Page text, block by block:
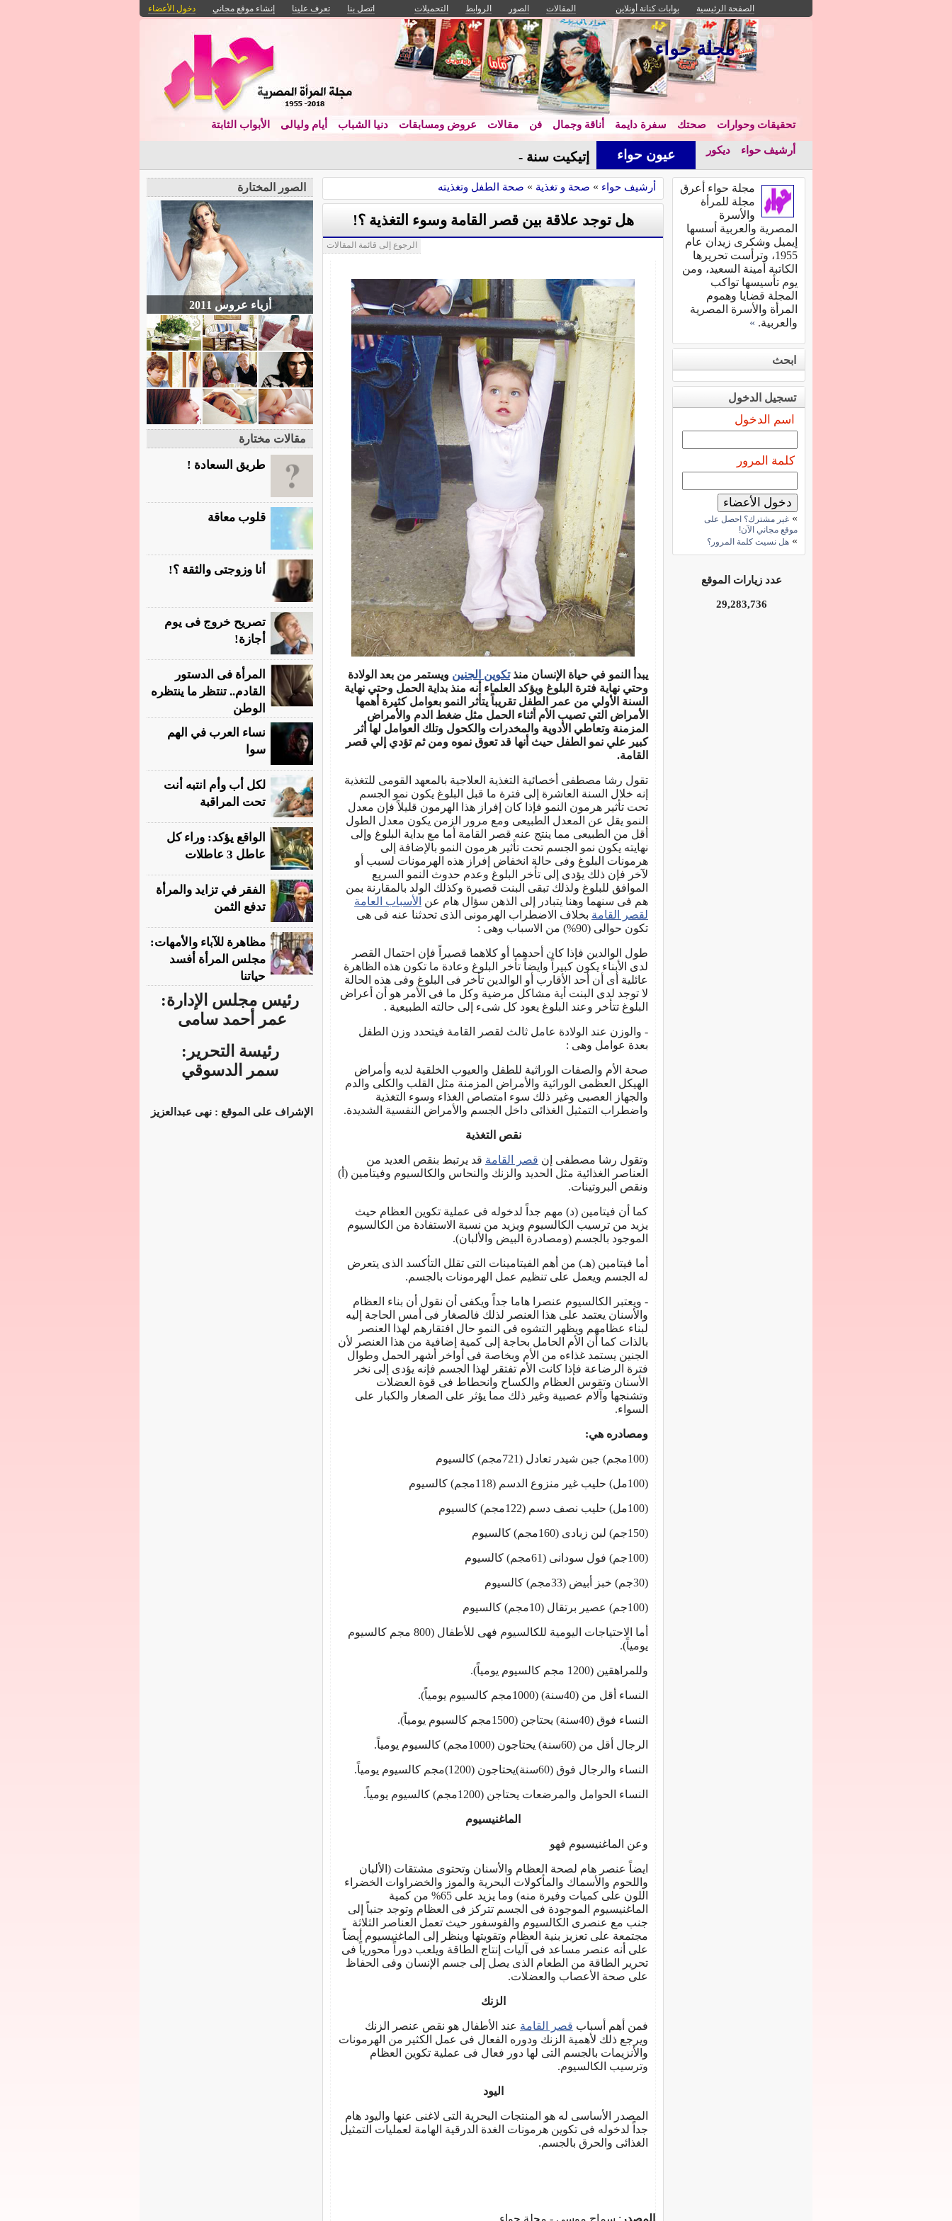
الصفحة الرئيسية بوابات كنانة أونلاين المقالات الصور الروابط التحميلات اتصل بنا تعرف علينا إنشاء موقع مجاني دخول الأعضاء
مجلة حواء
تحقيقات وحوارات صحتك سفرة دايمة أناقة وجمال فن مقالات عروض ومسابقات دنيا الشباب أيام وليالى الأبواب الثابتة
أرشيف حواء ديكور عيون حواء إتيكيت سنة أولى جامعة
أرشيف حواء » صحة و تغذية » صحة الطفل وتغذيته
هل توجد علاقة بين قصر القامة وسوء التغذية ؟!
الرجوع إلى قائمة المقالات
يبدأ النمو في حياة الإنسان منذتكوين الجنين ويستمر من بعد الولادة
وحتي نهاية فترة البلوغ ويؤكد العلماء أنه منذ بداية الحمل وحتي نهاية
السنة الأولي من عمر الطفل تقريباً يتأثر النمو بعوامل كثيرة أهمها
الأمراض التي تصيب الأم أثناء الحمل مثل ضغط الدم والأمراض
المزمنة وتعاطي الأدوية والمخدرات والكحول وتلك العوامل لها أثر
كبير علي نمو الطفل حيث أنها قد تعوق نموه ومن ثم تؤدي إلي قصر
القامة.
تقول رشا مصطفى أخصائية التغذية العلاجية بالمعهد القومى للتغذية
إنه خلال السنة العاشرة إلى فترة ما قبل البلوغ يكون نمو الجسم
تحت تأثير هرمون النمو فإذا كان إفراز هذا الهرمون قليلاً فإن معدل
النمو يقل عن المعدل الطبيعى ومع مرور الزمن يكون معدل الطول
أقل من الطبيعى مما ينتج عنه قصر القامة أما مع بداية البلوغ وإلى
نهايته يكون نمو الجسم تحت تأثير هرمون النمو بالإضافة إلى
هرمونات البلوغ وفى حالة انخفاض إفراز هذه الهرمونات لسبب أو
لآخر فإن ذلك يؤدى إلى تأخر البلوغ وعدم حدوث النمو السريع
الموافق للبلوغ ولذلك تبقى البنت قصيرة وكذلك الولد بالمقارنة بمن
هم فى سنهما وهنا يتبادر إلى الذهن سؤال هام عن الأسباب العامة
لقصر القامة بخلاف الاضطراب الهرمونى الذى تحدثنا عنه فى هى
تكون حوالى (90%) من الاسباب وهى :
طول الوالدين فإذا كان أحدهما أو كلاهما قصيراً فإن احتمال القصر
لدى الأبناء يكون كبيراً وايضاً تأخر البلوغ وعادة ما تكون هذه الظاهرة
عائلية أى أن أحد الأقارب أو الوالدين تأخر فى البلوغ وفى هذه الحالة
لا توجد لدى البنت أية مشاكل مرضية وكل ما فى الأمر هو أن أعراض
البلوغ تتأخر وعند البلوغ يعود كل شىء إلى حالته الطبيعية .
- والوزن عند الولادة عامل ثالث لقصر القامة فيتحدد وزن الطفل
بعدة عوامل وهى :
صحة الأم والصفات الوراثية للطفل والعيوب الخلقية لديه وأمراض
الهيكل العظمى الوراثية والأمراض المزمنة مثل القلب والكلى والدم
والجهاز العصبى وغير ذلك سوء امتصاص الغذاء وسوء التغذية
واضطراب التمثيل الغذائى داخل الجسم والأمراض النفسية الشديدة.
نقص التغذية
وتقول رشا مصطفى إن قصر القامة قد يرتبط بنقص العديد من
العناصر الغذائية مثل الحديد والزنك والنحاس والكالسيوم وفيتامين (أ)
ونقص البروتينات.
كما أن فيتامين (د) مهم جداً لدخوله فى عملية تكوين العظام حيث
يزيد من ترسيب الكالسيوم ويزيد من نسبة الاستفادة من الكالسيوم
الموجود بالجسم (ومصادرة البيض والألبان).
أما فيتامين (هـ) من أهم الفيتامينات التى تقلل التأكسد الذى يتعرض
له الجسم ويعمل على تنظيم عمل الهرمونات بالجسم.
- ويعتبر الكالسيوم عنصرا هاما جداً ويكفى أن نقول أن بناء العظام
والأسنان يعتمد على هذا العنصر لذلك فالصغار فى أمس الحاجة إليه
لبناء عظامهم ويظهر التشوه فى النمو حال افتقارهم لهذا العنصر
بالذات كما أن الأم الحامل بحاجة إلى كمية إضافية من هذا العنصر لأن
الجنين يستمد غذاءه من الأم وبخاصة فى أواخر أشهر الحمل وطوال
فترة الرضاعة فإذا كانت الأم تفتقر لهذا الجسم فإنه يؤدى إلى نخر
الأسنان وتقوس العظام والكساح وانحطاط فى قوة العضلات
وتشنجها وآلام عصبية وغير ذلك مما يؤثر على الصغار والكبار على
السواء.
ومصادره هي:
(100مجم) جبن شيدر تعادل (721مجم) كالسيوم
(100مل) حليب غير منزوع الدسم (118مجم) كالسيوم
(100مل) حليب نصف دسم (122مجم) كالسيوم
(150جم) لبن زبادى (160مجم) كالسيوم
(100جم) فول سودانى (61مجم) كالسيوم
(30جم) خبز أبيض (33مجم) كالسيوم
(100جم) عصير برتقال (10مجم) كالسيوم
أما الاحتياجات اليومية للكالسيوم فهى للأطفال (800 مجم كالسيوم
يومياً).
وللمراهقين (1200 مجم كالسيوم يومياً).
النساء أقل من (40سنة) (1000مجم كالسيوم يومياً).
النساء فوق (40سنة) يحتاجن (1500مجم كالسيوم يومياً).
الرجال أقل من (60سنة) يحتاجون (1000مجم) كالسيوم يومياً.
النساء والرجال فوق (60سنة)يحتاجون (1200)مجم كالسيوم يومياً.
النساء الحوامل والمرضعات يحتاجن (1200مجم) كالسيوم يومياً.
الماغنيسيوم
وعن الماغنيسيوم فهو
ايضاً عنصر هام لصحة العظام والأسنان وتحتوى مشتقات (الألبان
واللحوم والأسماك والمأكولات البحرية والموز والخضراوات الخضراء
اللون على كميات وفيرة منه) وما يزيد على 65% من كمية
الماغنيسيوم الموجودة فى الجسم تتركز فى العظام وتوجد جنباً إلى
جنب مع عنصرى الكالسيوم والفوسفور حيث تعمل العناصر الثلاثة
مجتمعة على تعزيز بنية العظام وتقويتها وينظر إلى الماغنيسيوم أيضاً
على أنه عنصر مساعد فى آليات إنتاج الطاقة ويلعب دوراً محورياً فى
تحرير الطاقة من الطعام الذى يصل إلى جسم الإنسان وفى الحفاظ
على صحة الأعصاب والعضلات.
الزنك
فمن أهم أسباب قصر القامة عند الأطفال هو نقص عنصر الزنك
ويرجع ذلك لأهمية الزنك ودوره الفعال فى عمل الكثير من الهرمونات
والأنزيمات بالجسم التى لها دور فعال فى عملية تكوين العظام
وترسيب الكالسيوم.
اليود
المصدر الأساسى له هو المنتجات البحرية التى لاغنى عنها واليود هام
جداً لدخوله فى تكوين هرمونات الغدة الدرقية الهامة لعمليات التمثيل
الغذائى والحرق بالجسم.
المصدر : سماح موسى - مجلة حواء
مجلة حواء أعرق
مجلة للمرأة
والأسرة
المصرية والعربية أسسها
إيميل وشكرى زيدان عام
1955، وترأست تحريرها
الكاتبة أمينة السعيد، ومن
يوم تأسيسها تواكب
المجلة قضايا وهموم
المرأة والأسرة المصرية
والعربية. »
ابحث
تسجيل الدخول
اسم الدخول
كلمة المرور
» غير مشترك؟ احصل على
موقع مجاني الآن!
» هل نسيت كلمة المرور؟
عدد زيارات الموقع
29,283,736
الصور المختارة
أزياء عروس 2011
مقالات مختارة
طريق السعادة !
قلوب معاقة
أنا وزوجتى والثقة ؟!
تصريح خروج فى يوم
أجازة!
المرأة فى الدستور
القادم.. تنتظر ما ينتظره
الوطن
نساء العرب في الهم
سوا
لكل أب وأم انتبه أنت
تحت المراقبة
الواقع يؤكد: وراء كل
عاطل 3 عاطلات
الفقر في تزايد والمرأة
تدفع الثمن
مظاهرة للآباء والأمهات:
مجلس المرأة أفسد
حياتنا
رئيس مجلس الإدارة:
عمر أحمد سامى
رئيسة التحرير:
سمر الدسوقي
الإشراف على الموقع : نهى عبدالعزيز